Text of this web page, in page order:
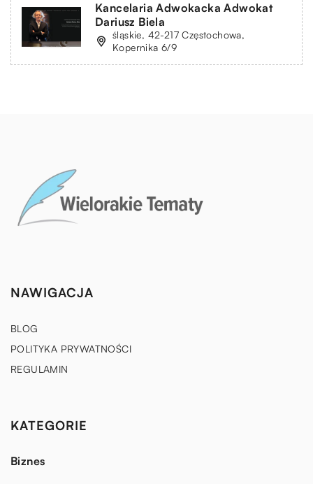
Kancelaria Adwokacka Adwokat
Dariusz Biela
śląskie, 42-217 Częstochowa,
Kopernika 6/9
NAWIGACJA
BLOG
POLITYKA PRYWATNOŚCI
REGULAMIN
KATEGORIE
Biznes